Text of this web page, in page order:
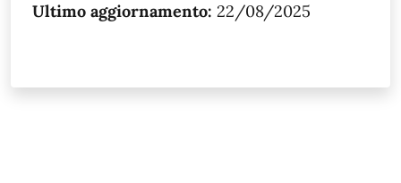
Ultimo aggiornamento: 22/08/2025